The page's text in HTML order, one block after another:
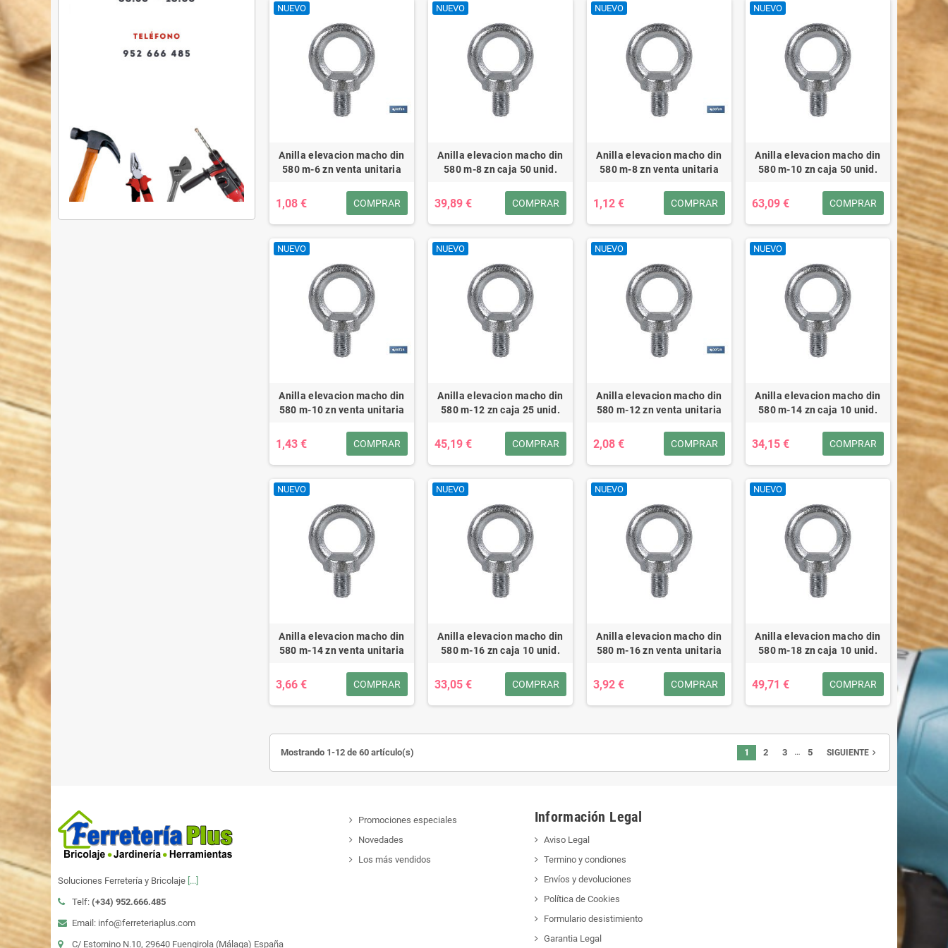
NUEVO
Anilla elevacion macho din
580 m-6 zn venta unitaria
1,08 € COMPRAR
NUEVO
Anilla elevacion macho din
580 m-8 zn caja 50 unid.
39,89 € COMPRAR
NUEVO
Anilla elevacion macho din
580 m-8 zn venta unitaria
1,12 € COMPRAR
NUEVO
Anilla elevacion macho din
580 m-10 zn caja 50 unid.
63,09 € COMPRAR
NUEVO
Anilla elevacion macho din
580 m-10 zn venta unitaria
1,43 € COMPRAR
NUEVO
Anilla elevacion macho din
580 m-12 zn caja 25 unid.
45,19 € COMPRAR
NUEVO
Anilla elevacion macho din
580 m-12 zn venta unitaria
2,08 € COMPRAR
NUEVO
Anilla elevacion macho din
580 m-14 zn caja 10 unid.
34,15 € COMPRAR
NUEVO
Anilla elevacion macho din
580 m-14 zn venta unitaria
3,66 € COMPRAR
NUEVO
Anilla elevacion macho din
580 m-16 zn caja 10 unid.
33,05 € COMPRAR
NUEVO
Anilla elevacion macho din
580 m-16 zn venta unitaria
3,92 € COMPRAR
NUEVO
Anilla elevacion macho din
580 m-18 zn caja 10 unid.
49,71 € COMPRAR
Mostrando 1-12 de 60 artículo(s) 1 2 3 … 5 SIGUIENTEnavigate_next
Soluciones Ferretería y Bricolaje [...]
Telf: (+34) 952.666.485
Email: info@ferreteriaplus.com
C/ Estornino N.10, 29640 Fuengirola (Málaga) España
Promociones especiales
Novedades
Los más vendidos
Información Legal
Aviso Legal
Termino y condiones
Envíos y devoluciones
Política de Cookies
Formulario desistimiento
Garantia Legal